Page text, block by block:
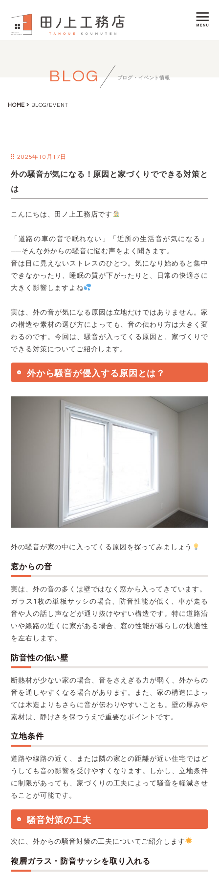
BLOG ブログ・イベント情報
HOME BLOG/EVENT
2025年10月17日
外の騒音が気になる！原因と家づくりでできる対策と
は
こんにちは、田ノ上工務店です
「道路の車の音で眠れない」「近所の生活音が気になる」
──そんな外からの騒音に悩む声をよく聞きます。
音は目に見えないストレスのひとつ。気になり始めると集中
できなかったり、睡眠の質が下がったりと、日常の快適さに
大きく影響しますよね
実は、外の音が気になる原因は立地だけではありません。家
の構造や素材の選び方によっても、音の伝わり方は大きく変
わるのです。今回は、騒音が入ってくる原因と、家づくりで
できる対策についてご紹介します。
外から騒音が侵入する原因とは？
外の騒音が家の中に入ってくる原因を探ってみましょう
窓からの音
実は、外の音の多くは壁ではなく窓から入ってきています。
ガラス1枚の単板サッシの場合、防音性能が低く、車が走る
音や人の話し声などが通り抜けやすい構造です。特に道路沿
いや線路の近くに家がある場合、窓の性能が暮らしの快適性
を左右します。
防音性の低い壁
断熱材が少ない家の場合、音をさえぎる力が弱く、外からの
音を通しやすくなる場合があります。また、家の構造によっ
ては木造よりもさらに音が伝わりやすいことも。壁の厚みや
素材は、静けさを保つうえで重要なポイントです。
立地条件
道路や線路の近く、または隣の家との距離が近い住宅ではど
うしても音の影響を受けやすくなります。しかし、立地条件
に制限があっても、家づくりの工夫によって騒音を軽減させ
ることが可能です。
騒音対策の工夫
次に、外からの騒音対策の工夫についてご紹介します
複層ガラス・防音サッシを取り入れる